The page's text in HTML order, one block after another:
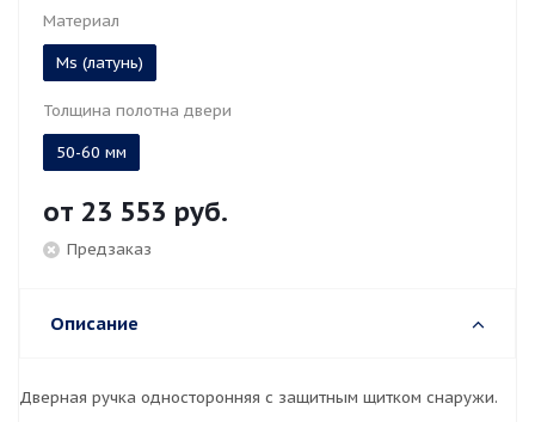
Материал
Ms (латунь)
Толщина полотна двери
50-60 мм
от 23 553 руб.
Предзаказ
Описание
Дверная ручка односторонняя с защитным щитком снаружи.